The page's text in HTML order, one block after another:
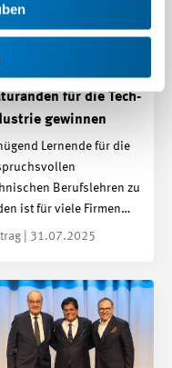
und
für die Tech-
gewinnen
Lernende für die
Berufslehren zu
ist für viele Firmen…
| 31.07.2025